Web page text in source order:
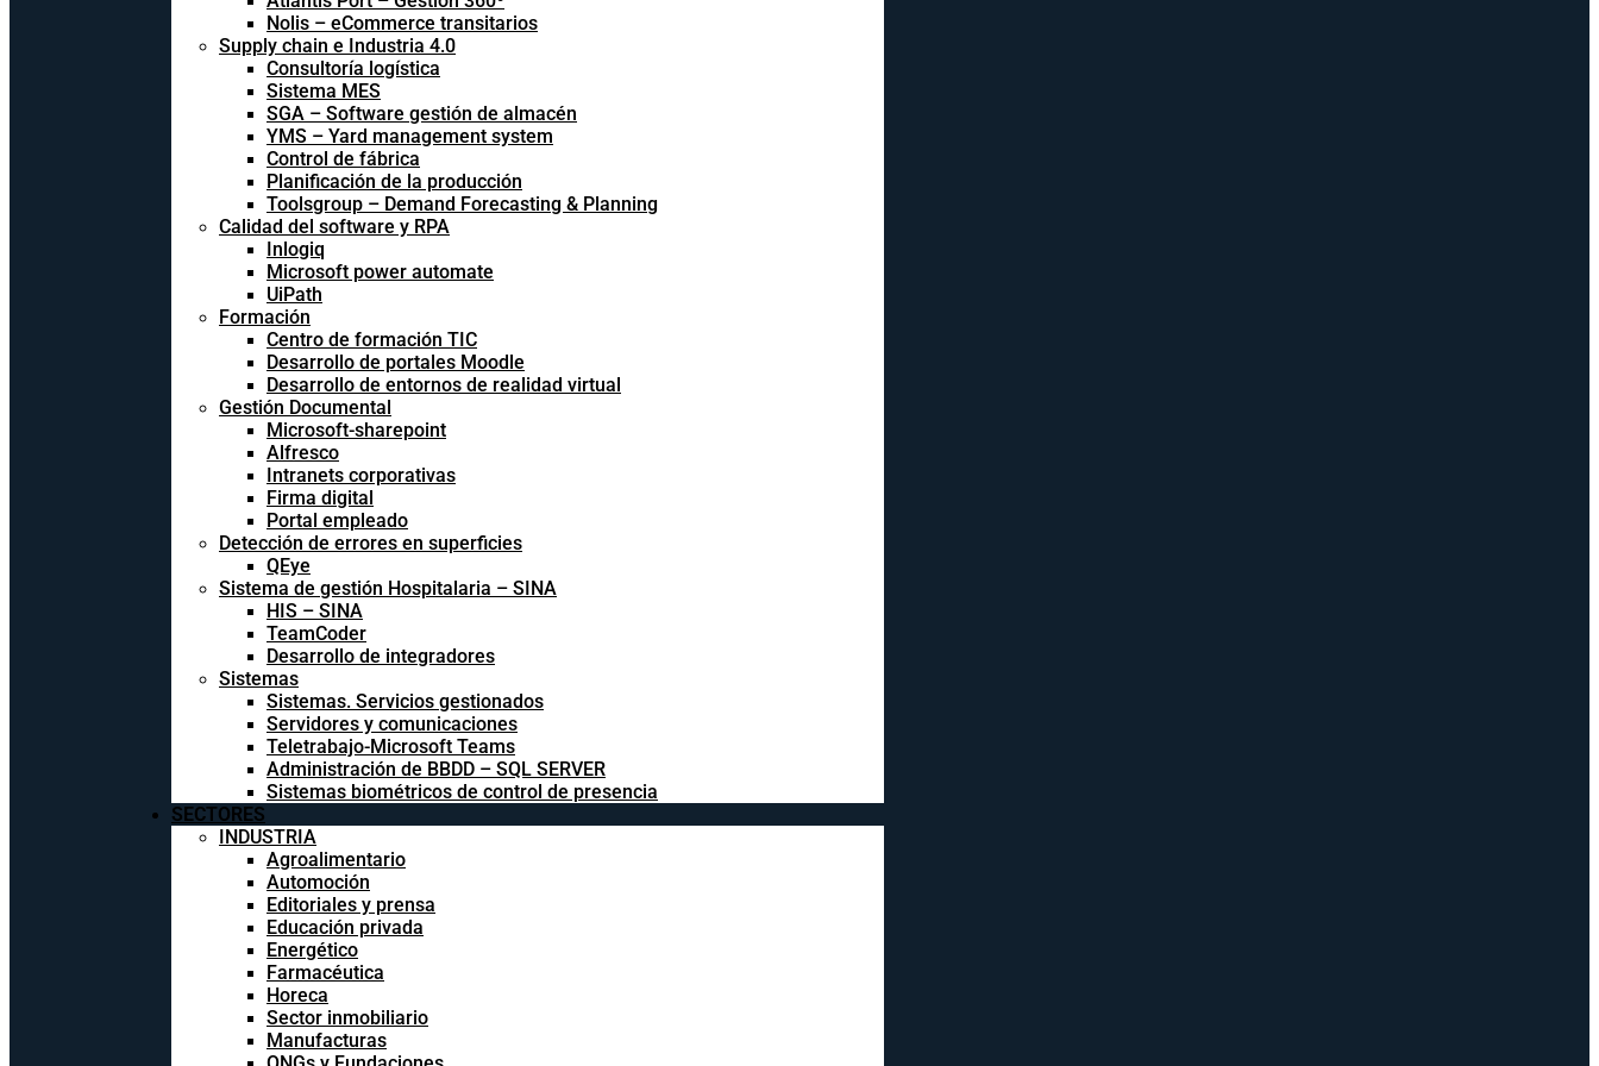
Nolis – eCommerce transitarios
Supply chain e Industria 4.0
Consultoría logística
Sistema MES
SGA – Software gestión de almacén
YMS – Yard management system
Control de fábrica
Planificación de la producción
Toolsgroup – Demand Forecasting & Planning
Calidad del software y RPA
Inlogiq
Microsoft power automate
UiPath
Formación
Centro de formación TIC
Desarrollo de portales Moodle
Desarrollo de entornos de realidad virtual
Gestión Documental
Microsoft-sharepoint
Alfresco
Intranets corporativas
Firma digital
Portal empleado
Detección de errores en superficies
QEye
Sistema de gestión Hospitalaria – SINA
HIS – SINA
TeamCoder
Desarrollo de integradores
Sistemas
Sistemas. Servicios gestionados
Servidores y comunicaciones
Teletrabajo-Microsoft Teams
Administración de BBDD – SQL SERVER
Sistemas biométricos de control de presencia
SECTORES
INDUSTRIA
Agroalimentario
Automoción
Editoriales y prensa
Educación privada
Energético
Farmacéutica
Horeca
Sector inmobiliario
Manufacturas